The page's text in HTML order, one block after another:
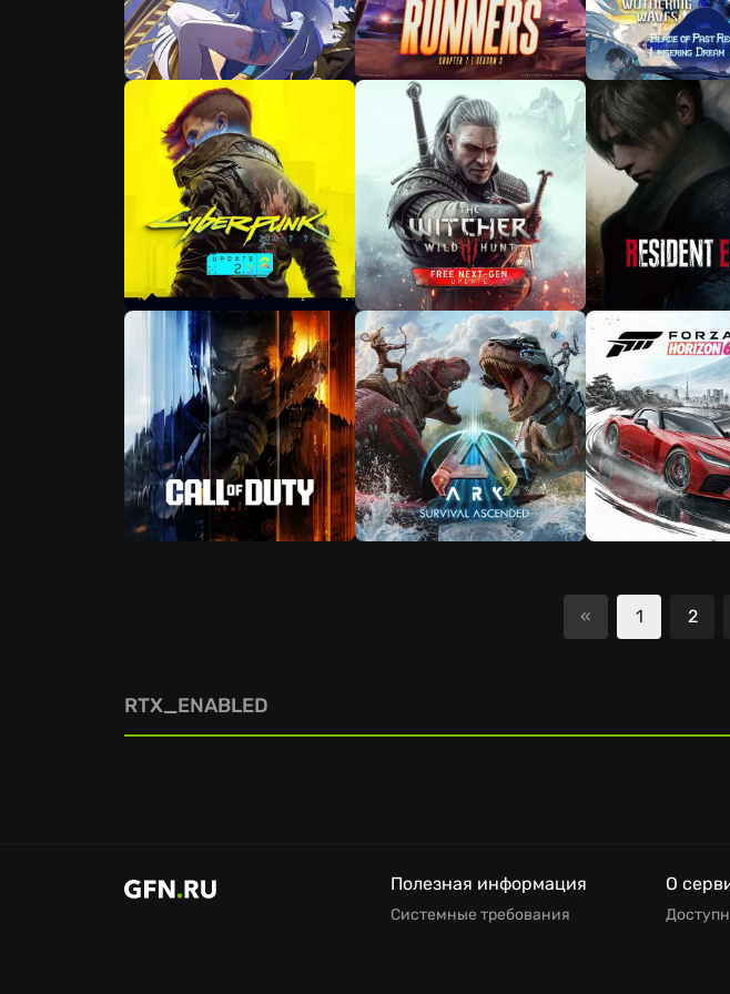
« 1 2
RTX_ENABLED
Полезная информация
Системные требования
О